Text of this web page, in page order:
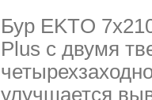
Бур EKTO
Plus с двумя
улучшается